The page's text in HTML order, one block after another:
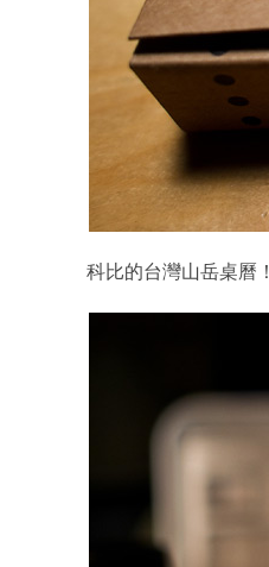
科比的台灣山岳桌曆！